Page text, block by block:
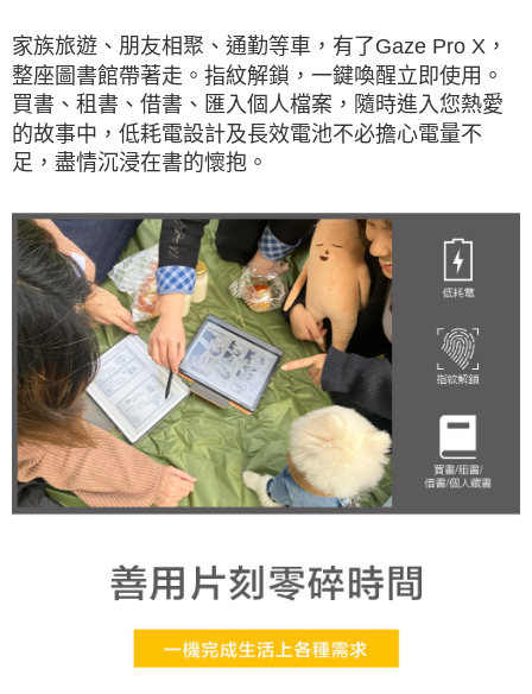
家族旅遊、朋友相聚、通勤等車，有了Gaze Pro X，
整座圖書館帶著走。指紋解鎖，一鍵喚醒立即使用。
買書、租書、借書、匯入個人檔案，隨時進入您熱愛
的故事中，低耗電設計及長效電池不必擔心電量不
足，盡情沉浸在書的懷抱。